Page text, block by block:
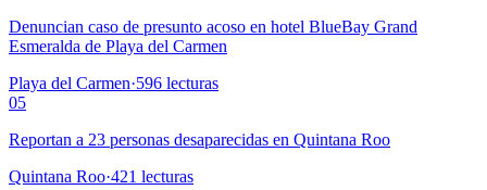
Denuncian caso de presunto acoso en hotel BlueBay Grand
Esmeralda de Playa del Carmen
Playa del Carmen·596 lecturas
05
Reportan a 23 personas desaparecidas en Quintana Roo
Quintana Roo·421 lecturas